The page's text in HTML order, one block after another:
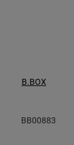
B.BOX
BB00883